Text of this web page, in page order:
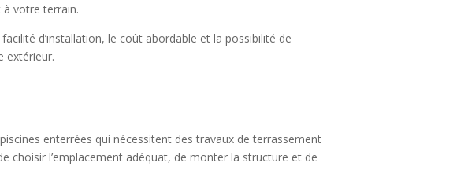
à votre terrain.
d’installation, le coût abordable et la possibilité de
extérieur.
enterrées qui nécessitent des travaux de terrassement
choisir l’emplacement adéquat, de monter la structure et de